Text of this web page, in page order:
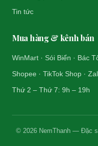
Tin tức
Mua hàng & kênh bán
WinMart · Sói Biển · Bác
Shopee · TikTok Shop ·
Thứ 2 – Thứ 7: 9h – 19h
© 2026 NemThanh — Đặc